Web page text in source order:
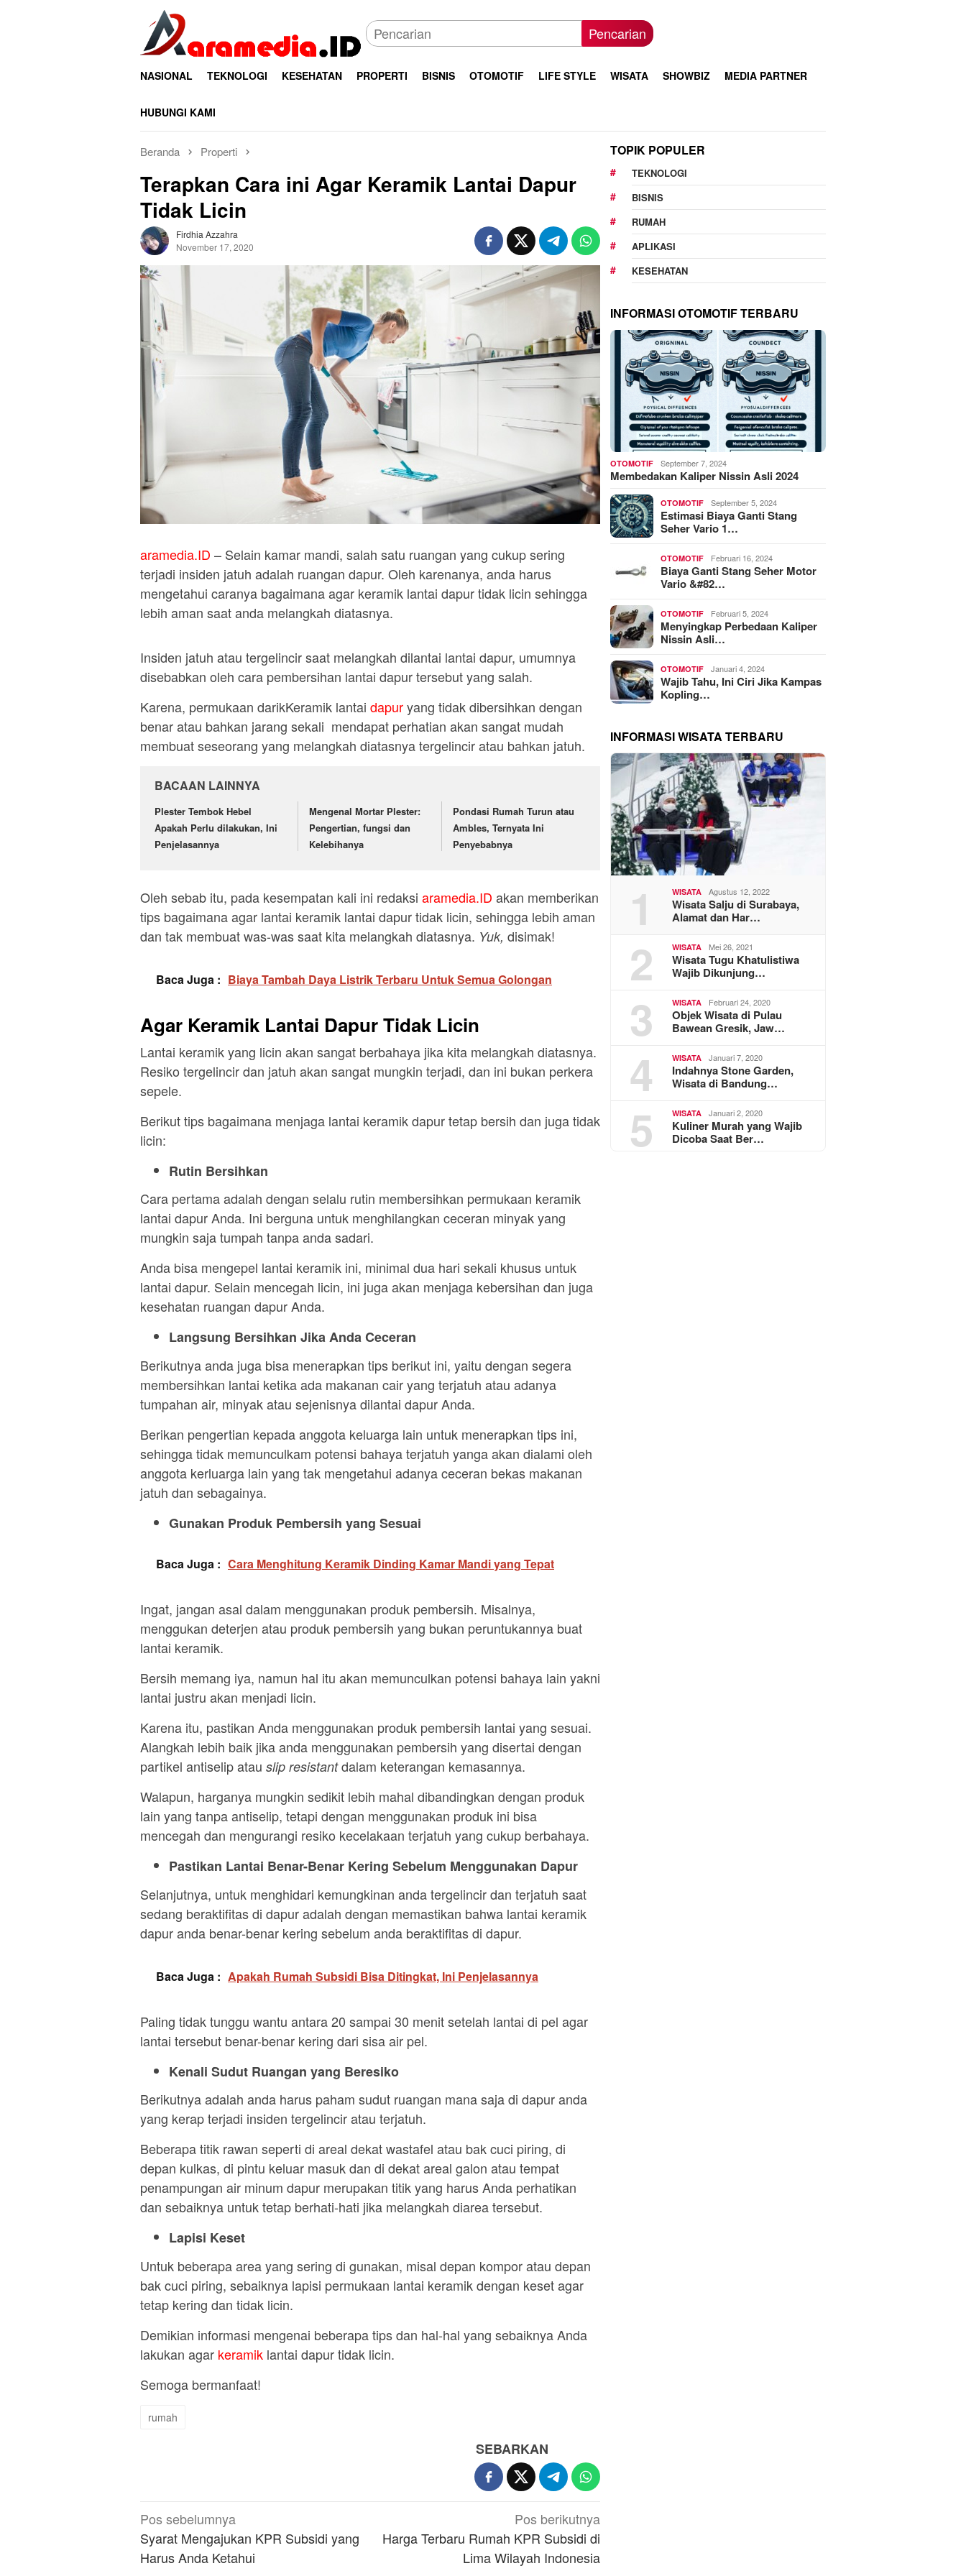
Pencarian
NASIONAL TEKNOLOGI KESEHATAN PROPERTI BISNIS OTOMOTIF LIFE STYLE WISATA SHOWBIZ MEDIA PARTNER
HUBUNGI KAMI
Beranda Properti
Terapkan Cara ini Agar Keramik Lantai Dapur
Tidak Licin
Firdhia Azzahra
November 17, 2020
aramedia.ID – Selain kamar mandi, salah satu ruangan yang cukup sering
terjadi insiden jatuh adalah ruangan dapur. Oleh karenanya, anda harus
mengetahui caranya bagaimana agar keramik lantai dapur tidak licin sehingga
lebih aman saat anda melangkah diatasnya.
Insiden jatuh atau tergelincir saat melangkah dilantai lantai dapur, umumnya
disebabkan oleh cara pembersihan lantai dapur tersebut yang salah.
Karena, permukaan darikKeramik lantai dapuryang tidak dibersihkan dengan
benar atau bahkan jarang sekali mendapat perhatian akan sangat mudah
membuat seseorang yang melangkah diatasnya tergelincir atau bahkan jatuh.
BACAAN LAINNYA
Plester Tembok Hebel
Apakah Perlu dilakukan, Ini
Penjelasannya
Mengenal Mortar Plester:
Pengertian, fungsi dan
Kelebihanya
Pondasi Rumah Turun atau
Ambles, Ternyata Ini
Penyebabnya
Oleh sebab itu, pada kesempatan kali ini redaksi aramedia.ID akan memberikan
tips bagaimana agar lantai keramik lantai dapur tidak licin, sehingga lebih aman
dan tak membuat was-was saat kita melangkah diatasnya. Yuk, disimak!
Baca Juga : Biaya Tambah Daya Listrik Terbaru Untuk Semua Golongan
Agar Keramik Lantai Dapur Tidak Licin
Lantai keramik yang licin akan sangat berbahaya jika kita melangkah diatasnya.
Resiko tergelincir dan jatuh akan sangat mungkin terjadi, dan ini bukan perkera
sepele.
Berikut tips bagaimana menjaga lantai keramik dapur tetap bersih dan juga tidak
licin:
Rutin Bersihkan
Cara pertama adalah dengan selalu rutin membersihkan permukaan keramik
lantai dapur Anda. Ini berguna untuk menghilangkan ceceran minyak yang
mungkin saja tumpah tanpa anda sadari.
Anda bisa mengepel lantai keramik ini, minimal dua hari sekali khusus untuk
lantai dapur. Selain mencegah licin, ini juga akan menjaga kebersihan dan juga
kesehatan ruangan dapur Anda.
Langsung Bersihkan Jika Anda Ceceran
Berikutnya anda juga bisa menerapkan tips berikut ini, yaitu dengan segera
membersihkan lantai ketika ada makanan cair yang terjatuh atau adanya
tumpahan air, minyak atau sejenisnya dilantai dapur Anda.
Berikan pengertian kepada anggota keluarga lain untuk menerapkan tips ini,
sehingga tidak memunculkam potensi bahaya terjatuh yanga akan dialami oleh
anggota kerluarga lain yang tak mengetahui adanya ceceran bekas makanan
jatuh dan sebagainya.
Gunakan Produk Pembersih yang Sesuai
Baca Juga : Cara Menghitung Keramik Dinding Kamar Mandi yang Tepat
Ingat, jangan asal dalam menggunakan produk pembersih. Misalnya,
menggukan deterjen atau produk pembersih yang bukan peruntukannya buat
lantai keramik.
Bersih memang iya, namun hal itu akan memunculkan potensi bahaya lain yakni
lantai justru akan menjadi licin.
Karena itu, pastikan Anda menggunakan produk pembersih lantai yang sesuai.
Alangkah lebih baik jika anda menggunakan pembersih yang disertai dengan
partikel antiselip atau slip resistantdalam keterangan kemasannya.
Walapun, harganya mungkin sedikit lebih mahal dibandingkan dengan produk
lain yang tanpa antiselip, tetapi dengan menggunakan produk ini bisa
mencegah dan mengurangi resiko kecelakaan terjatuh yang cukup berbahaya.
Pastikan Lantai Benar-Benar Kering Sebelum Menggunakan Dapur
Selanjutnya, untuk menghidari kemungkinan anda tergelincir dan terjatuh saat
sedang beraktifitas di dapur adalah dengan memastikan bahwa lantai keramik
dapur anda benar-benar kering sebelum anda beraktifitas di dapur.
Baca Juga : Apakah Rumah Subsidi Bisa Ditingkat, Ini Penjelasannya
Paling tidak tunggu wantu antara 20 sampai 30 menit setelah lantai di pel agar
lantai tersebut benar-benar kering dari sisa air pel.
Kenali Sudut Ruangan yang Beresiko
Berikutnya adalah anda harus paham sudut ruangan mana saja di dapur anda
yang kerap terjadi insiden tergelincir atau terjatuh.
Beberapa titik rawan seperti di areal dekat wastafel atau bak cuci piring, di
depan kulkas, di pintu keluar masuk dan di dekat areal galon atau tempat
penampungan air minum dapur merupakan titik yang harus Anda perhatikan
dan sebaiknya untuk tetap berhati-hati jika melangkah diarea tersebut.
Lapisi Keset
Untuk beberapa area yang sering di gunakan, misal depan kompor atau depan
bak cuci piring, sebaiknya lapisi permukaan lantai keramik dengan keset agar
tetap kering dan tidak licin.
Demikian informasi mengenai beberapa tips dan hal-hal yang sebaiknya Anda
lakukan agar keramik lantai dapur tidak licin.
Semoga bermanfaat!
rumah
SEBARKAN
Navigasi
pos
Pos sebelumnya
Syarat Mengajukan KPR Subsidi yang
Harus Anda Ketahui
Pos berikutnya
Harga Terbaru Rumah KPR Subsidi di
Lima Wilayah Indonesia
TOPIK POPULER
TEKNOLOGI
BISNIS
RUMAH
APLIKASI
KESEHATAN
INFORMASI OTOMOTIF TERBARU
OTOMOTIF September 7, 2024
Membedakan Kaliper Nissin Asli 2024
OTOMOTIF September 5, 2024
Estimasi Biaya Ganti Stang
Seher Vario 1…
OTOMOTIF Februari 16, 2024
Biaya Ganti Stang Seher Motor
Vario &#82…
OTOMOTIF Februari 5, 2024
Menyingkap Perbedaan Kaliper
Nissin Asli…
OTOMOTIF Januari 4, 2024
Wajib Tahu, Ini Ciri Jika Kampas
Kopling…
INFORMASI WISATA TERBARU
1 WISATA Agustus 12, 2022
Wisata Salju di Surabaya,
Alamat dan Har…
2 WISATA Mei 26, 2021
Wisata Tugu Khatulistiwa
Wajib Dikunjung…
3 WISATA Februari 24, 2020
Objek Wisata di Pulau
Bawean Gresik, Jaw…
4 WISATA Januari 7, 2020
Indahnya Stone Garden,
Wisata di Bandung…
5 WISATA Januari 2, 2020
Kuliner Murah yang Wajib
Dicoba Saat Ber…